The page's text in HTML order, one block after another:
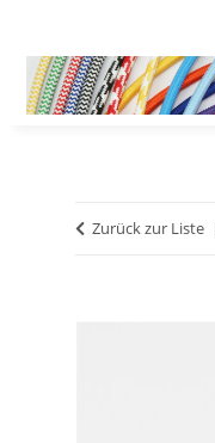
Zurück zur Liste